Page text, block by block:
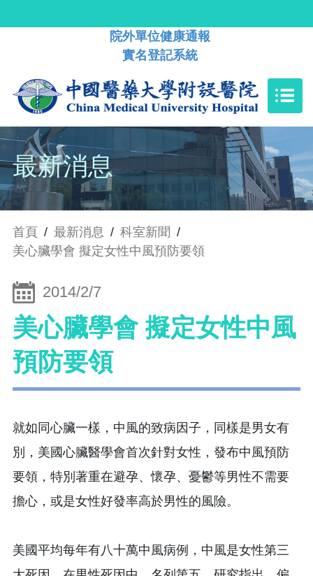
院外單位健康通報
實名登記系統
最新消息
首頁 / 最新消息 / 科室新聞 /
美心臟學會 擬定女性中風預防要領
2014/2/7
美心臟學會 擬定女性中風
預防要領
就如同心臟一樣，中風的致病因子，同樣是男女有
別，美國心臟醫學會首次針對女性，發布中風預防
要領，特別著重在避孕、懷孕、憂鬱等男性不需要
擔心，或是女性好發率高於男性的風險。
美國平均每年有八十萬中風病例，中風是女性第三